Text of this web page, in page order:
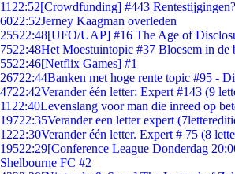
11 22:52[Crowdfunding] #443 Rentestijgingen?
6022:52Jerney Kaagman overleden
25522:48[UFO/UAP] #16 The Age of
7522:48Het Moestuintopic #37 Bloesem in de
5522:46[Netflix Games] #1
26722:44Banken met hoge rente topic #95 -
4722:42Verander één letter: Expert #143 (9
11 22:40Levenslang voor man die inreed op
19722:35Verander een letter expert
1222:30Verander één letter. Expert # 75 (8
19522:29[Conference League Donderdag
Shelbourne FC #2